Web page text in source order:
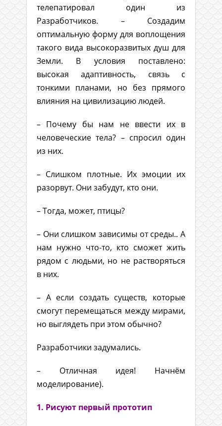
телепатировал один из
Разработчиков. – Создадим
оптимальную форму для воплощения
такого вида высокоразвитых душ для
Земли. В условия поставлено:
высокая адаптивность, связь с
тонкими планами, но без прямого
влияния на цивилизацию людей.
– Почему бы нам не ввести их в
человеческие тела? – спросил один
из них.
– Слишком плотные. Их эмоции их
разорвут. Они забудут, кто они.
– Тогда, может, птицы?
– Они слишком зависимы от среды.. А
нам нужно что-то, кто сможет жить
рядом с людьми, но не растворяться
в них.
– А если создать существ, которые
смогут перемещаться между мирами,
но выглядеть при этом обычно?
Разработчики задумались.
– Отличная идея! Начнём
моделирование).
1. Рисуют первый прототип